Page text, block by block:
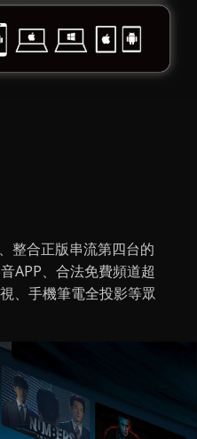
整合正版串流第四台的
APP、合法免費頻道超
、手機筆電全投影等眾